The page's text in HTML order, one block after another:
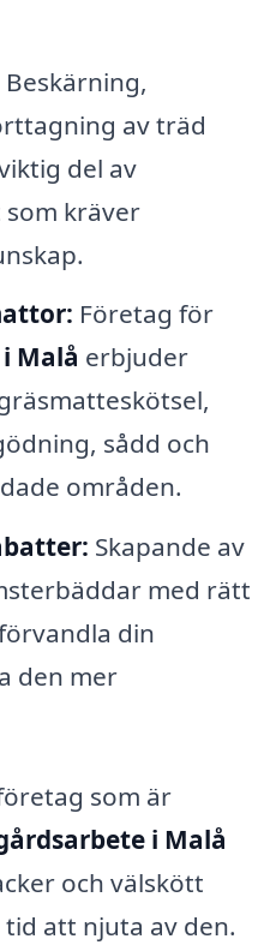
Beskärning,
av träd
del av
kräver
Företag för
Malå erbjuder
sådd och
områden.
Skapande av
med rätt
din
den mer
som är
i Malå
och välskött
att njuta av den.